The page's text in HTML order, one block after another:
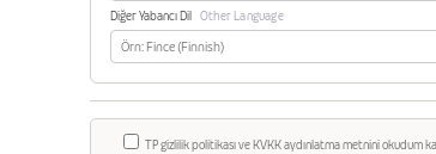
Diğer Yabancı Dil Other Language
TP gizlilik politikası ve KVKK aydınlatma metnini okudum